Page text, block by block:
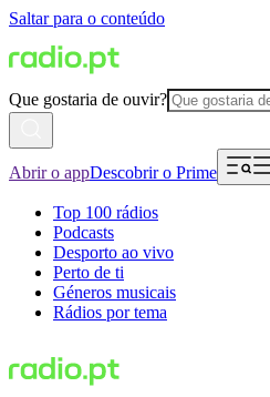
Saltar para o conteúdo
Que gostaria de ouvir?
Abrir o appDescobrir o Prime
Top 100 rádios
Podcasts
Desporto ao vivo
Perto de ti
Géneros musicais
Rádios por tema